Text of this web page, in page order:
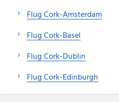
Flug Cork-Amsterdam
Flug Cork-Basel
Flug Cork-Dublin
Flug Cork-Edinburgh